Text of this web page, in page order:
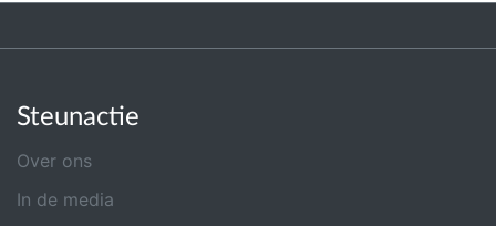
Steunactie
Over ons
In de media